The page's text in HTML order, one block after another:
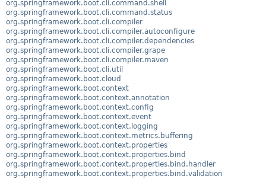
org.springframework.boot.cli.command.shell
org.springframework.boot.cli.command.status
org.springframework.boot.cli.compiler
org.springframework.boot.cli.compiler.autoconfigure
org.springframework.boot.cli.compiler.dependencies
org.springframework.boot.cli.compiler.grape
org.springframework.boot.cli.compiler.maven
org.springframework.boot.cli.util
org.springframework.boot.cloud
org.springframework.boot.context
org.springframework.boot.context.annotation
org.springframework.boot.context.config
org.springframework.boot.context.event
org.springframework.boot.context.logging
org.springframework.boot.context.metrics.buffering
org.springframework.boot.context.properties
org.springframework.boot.context.properties.bind
org.springframework.boot.context.properties.bind.handler
org.springframework.boot.context.properties.bind.validation